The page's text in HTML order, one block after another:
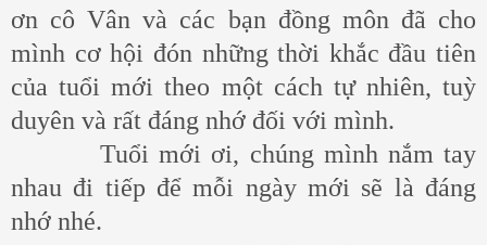
ơn cô Vân và các bạn đồng môn đã cho
mình cơ hội đón những thời khắc đầu tiên
của tuổi mới theo một cách tự nhiên, tuỳ
duyên và rất đáng nhớ đối với mình.
Tuổi mới ơi, chúng mình nắm tay
nhau đi tiếp để mỗi ngày mới sẽ là đáng
nhớ nhé.